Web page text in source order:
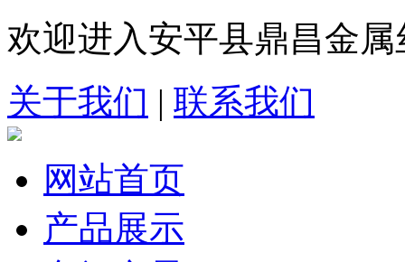
欢迎进入安平县鼎昌金
关于我们 | 联系我们
网站首页
产品展示